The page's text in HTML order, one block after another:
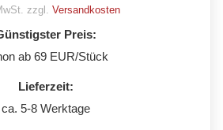
zzgl. Versandkosten
Preis:
ab 69 EUR/Stück
Lieferzeit:
ca. 5-8 Werktage